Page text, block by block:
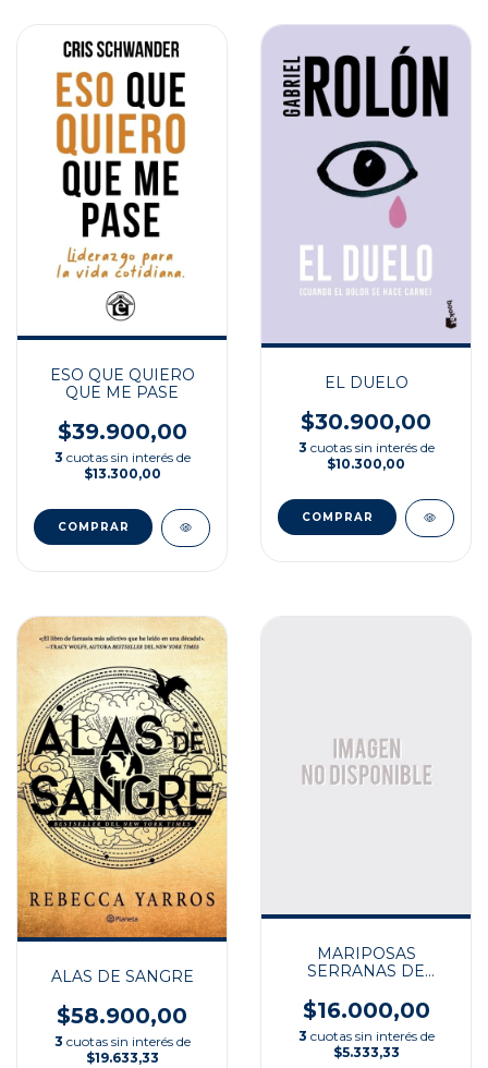
ESO QUE QUIERO
QUE ME PASE
$39.900,00
3 cuotas sin interés de
$13.300,00
EL DUELO
$30.900,00
3 cuotas sin interés de
$10.300,00
ALAS DE SANGRE
$58.900,00
3 cuotas sin interés de
$19.633,33
MARIPOSAS
SERRANAS DE
$16.000,00
3 cuotas sin interés de
$5.333,33